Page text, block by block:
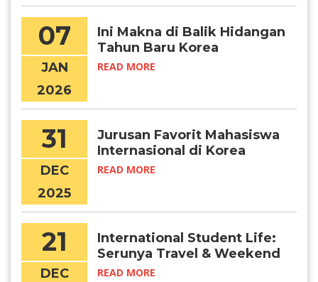
07
JAN
2026
Ini Makna di Balik Hidangan
Tahun Baru Korea
READ MORE
31
DEC
2025
Jurusan Favorit Mahasiswa
Internasional di Korea
READ MORE
21
DEC
International Student Life:
Serunya Travel & Weekend
Getaways di Korea
READ MORE